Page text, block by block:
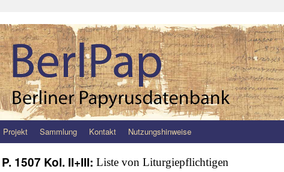
ZumProjekt Sammlung Kontakt Nutzungshinweise
P. 1507 Kol. II+III: Liste von Liturgiepflichtigen